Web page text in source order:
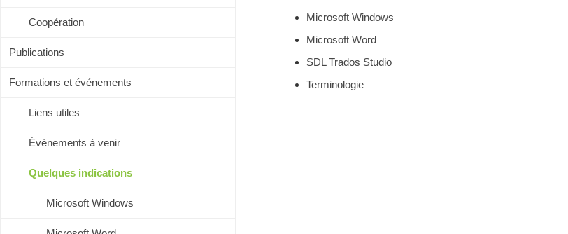
Coopération
Publications
Formations et événements
Liens utiles
Événements à venir
Quelques indications
Microsoft Windows
Microsoft Windows
Microsoft Word
SDL Trados Studio
Terminologie